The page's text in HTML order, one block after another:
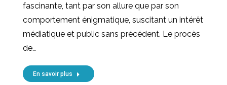
fascinante, tant par son allure que par son
comportement énigmatique, suscitant un intérêt
médiatique et public sans précédent. Le procès
de…
En savoir plus